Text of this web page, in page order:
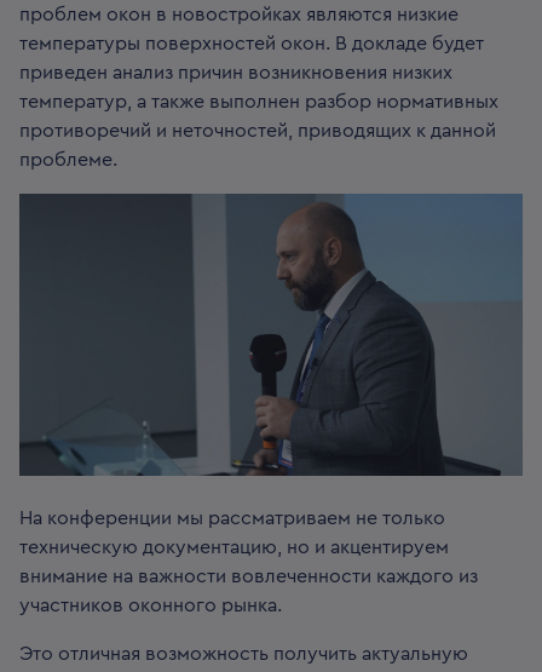
проблем окон в новостройках являются низкие
температуры поверхностей окон. В докладе будет
приведен анализ причин возникновения низких
температур, а также выполнен разбор нормативных
противоречий и неточностей, приводящих к данной
проблеме.
На конференции мы рассматриваем не только
техническую документацию, но и акцентируем
внимание на важности вовлеченности каждого из
участников оконного рынка.
Это отличная возможность получить актуальную